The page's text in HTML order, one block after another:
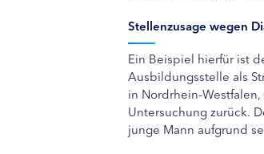
Stellenzusage wegen
Ein Beispiel hierfür ist
Ausbildungsstelle als
in Nordrhein-
Untersuchung zurück.
junge Mann aufgrund